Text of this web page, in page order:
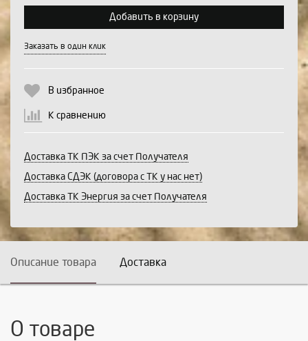
Выберите количество:
Добавить в корзину
Заказать в один клик
В избранное
К сравнению
Доставка ТК ПЭК за счет Получателя
Доставка СДЭК (договора с ТК у нас нет)
Доставка ТК Энергия за счет Получателя
Описание товара Доставка
О товаре